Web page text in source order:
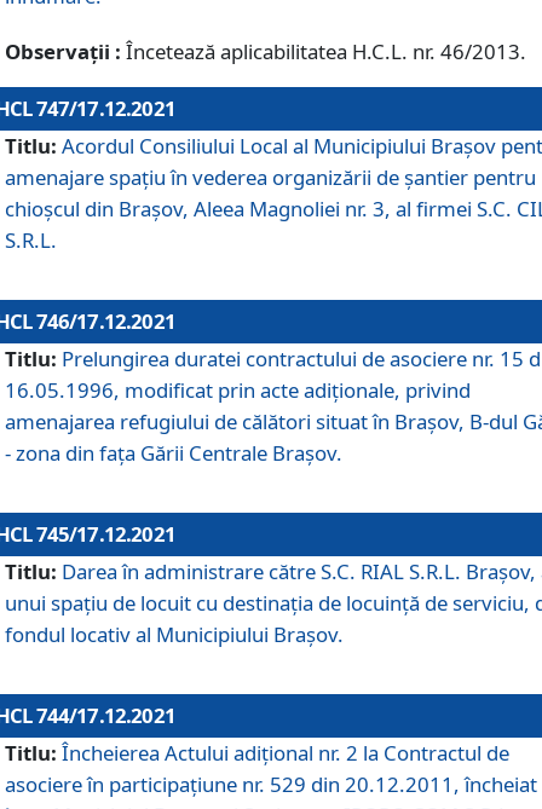
Observații : Încetează aplicabilitatea H.C.L. nr. 46/2013.
747/17.12.2021
Titlu: Acordul Consiliului Local al Municipiului Braşov
amenajare spațiu în vederea organizării de șantier pentru
chioșcul din Brașov, Aleea Magnoliei nr. 3, al firmei S.C.
S.R.L.
746/17.12.2021
Titlu: Prelungirea duratei contractului de asociere nr. 15
16.05.1996, modificat prin acte adiționale, privind
amenajarea refugiului de călători situat în Brașov, B-dul
- zona din faţa Gării Centrale Brașov.
745/17.12.2021
Titlu: Darea în administrare către S.C. RIAL S.R.L. Brașov,
unui spațiu de locuit cu destinația de locuință de serviciu,
fondul locativ al Municipiului Brașov.
744/17.12.2021
Titlu: Încheierea Actului adițional nr. 2 la Contractul de
asociere în participațiune nr. 529 din 20.12.2011, încheiat